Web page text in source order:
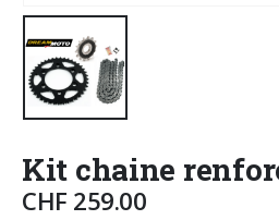
Kit chaine
CHF 259.00